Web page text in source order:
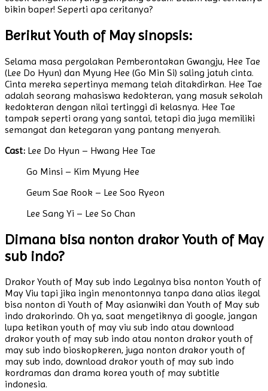
bikin baper! Seperti apa ceritanya?
Berikut Youth of May sinopsis:
Selama masa pergolakan Pemberontakan Gwangju, Hee Tae
(Lee Do Hyun) dan Myung Hee (Go Min Si) saling jatuh cinta.
Cinta mereka sepertinya memang telah ditakdirkan. Hee Tae
adalah seorang mahasiswa kedokteran, yang masuk sekolah
kedokteran dengan nilai tertinggi di kelasnya. Hee Tae
tampak seperti orang yang santai, tetapi dia juga memiliki
semangat dan ketegaran yang pantang menyerah.
Cast: Lee Do Hyun – Hwang Hee Tae
Go Minsi – Kim Myung Hee
Geum Sae Rook – Lee Soo Ryeon
Lee Sang Yi – Lee So Chan
Dimana bisa nonton drakor Youth of May
sub indo?
Drakor Youth of May sub indo Legalnya bisa nonton Youth of
May Viu tapi jika ingin menontonnya tanpa dana alias ilegal
bisa nonton di Youth of May asianwiki dan Youth of May sub
indo drakorindo. Oh ya, saat mengetiknya di google, jangan
lupa ketikan youth of may viu sub indo atau download
drakor youth of may sub indo atau nonton drakor youth of
may sub indo bioskopkeren, juga nonton drakor youth of
may sub indo, download drakor youth of may sub indo
kordramas dan drama korea youth of may subtitle
indonesia.